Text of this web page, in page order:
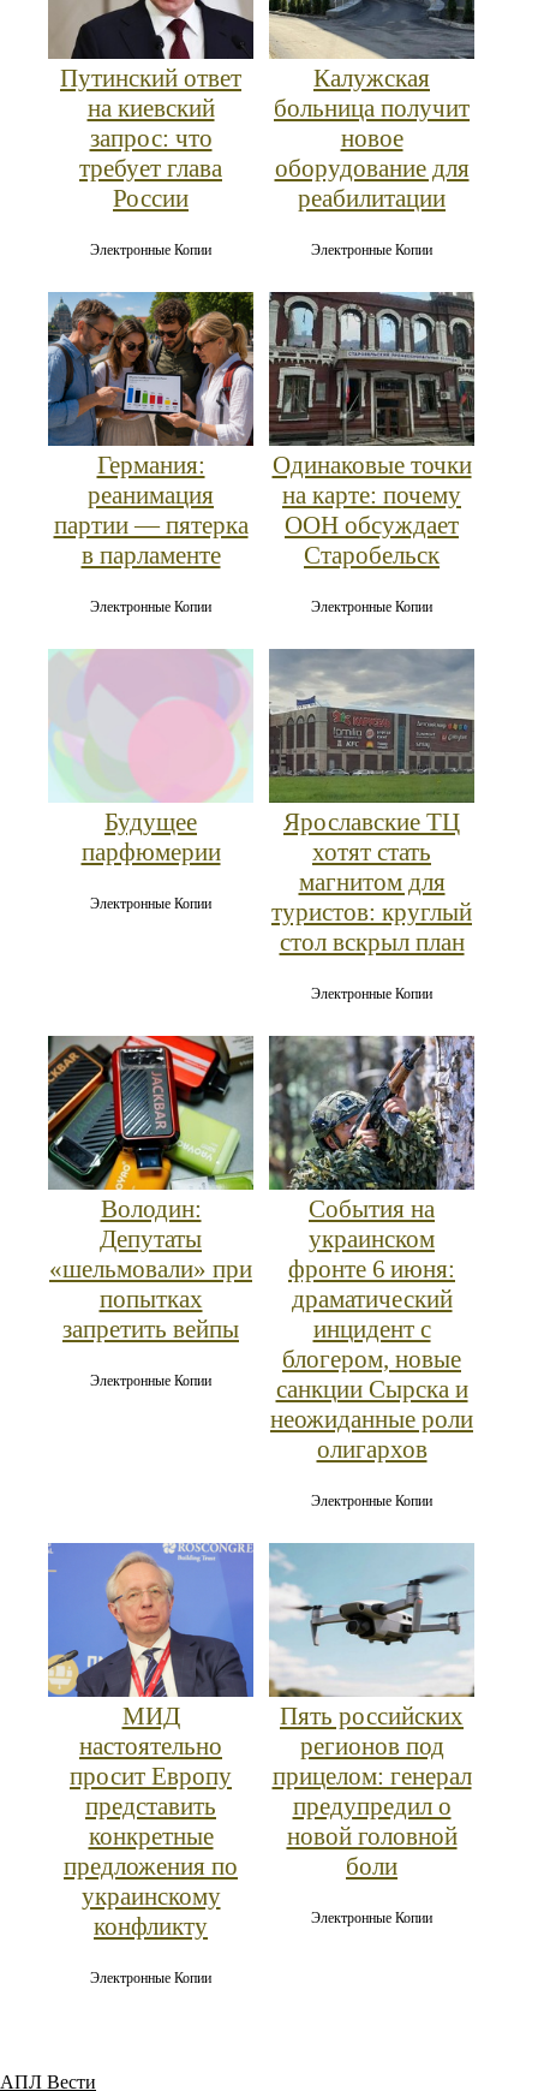
Путинский ответ
на киевский
запрос: что
требует глава
России
Электронные Копии
Калужская
больница получит
новое
оборудование для
реабилитации
Электронные Копии
Германия:
реанимация
партии — пятерка
в парламенте
Электронные Копии
Одинаковые точки
на карте: почему
ООН обсуждает
Старобельск
Электронные Копии
Будущее
парфюмерии
Электронные Копии
Ярославские ТЦ
хотят стать
магнитом для
туристов: круглый
стол вскрыл план
Электронные Копии
Володин:
Депутаты
«шельмовали» при
попытках
запретить вейпы
Электронные Копии
События на
украинском
фронте 6 июня:
драматический
инцидент с
блогером, новые
санкции Сырска и
неожиданные роли
олигархов
Электронные Копии
МИД
настоятельно
просит Европу
представить
конкретные
предложения по
украинскому
конфликту
Электронные Копии
Пять российских
регионов под
прицелом: генерал
предупредил о
новой головной
боли
Электронные Копии
АПЛ Вести